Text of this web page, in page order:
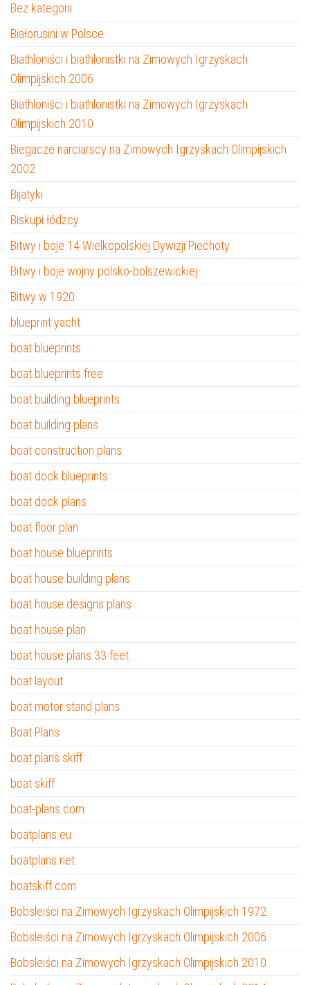
Bez kategorii
Białorusini w Polsce
Biathloniści i biathlonistki na Zimowych Igrzyskach
Olimpijskich 2006
Biathloniści i biathlonistki na Zimowych Igrzyskach
Olimpijskich 2010
Biegacze narciarscy na Zimowych Igrzyskach Olimpijskich
2002
Bijatyki
Biskupi łódzcy
Bitwy i boje 14 Wielkopolskiej Dywizji Piechoty
Bitwy i boje wojny polsko-bolszewickiej
Bitwy w 1920
blueprint yacht
boat blueprints
boat blueprints free
boat building blueprints
boat building plans
boat construction plans
boat dock blueprints
boat dock plans
boat floor plan
boat house blueprints
boat house building plans
boat house designs plans
boat house plan
boat house plans 33 feet
boat layout
boat motor stand plans
Boat Plans
boat plans skiff
boat skiff
boat-plans.com
boatplans.eu
boatplans.net
boatskiff.com
Bobsleiści na Zimowych Igrzyskach Olimpijskich 1972
Bobsleiści na Zimowych Igrzyskach Olimpijskich 2006
Bobsleiści na Zimowych Igrzyskach Olimpijskich 2010